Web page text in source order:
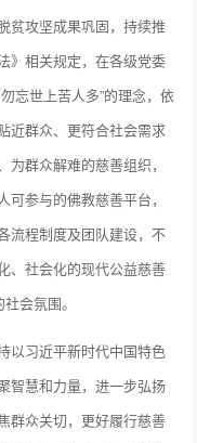
贫攻坚成果巩固，持续推
》相关规定，在各级党委
忘世上苦人多”的理念，依
近群众、更符合社会需求
群众解难的慈善组织，
参与的佛教慈善平台，
流程制度及团队建设，不
、社会化的现代公益慈善
会氛围。
以习近平新时代中国特色
智慧和力量，进一步弘扬
群众关切，更好履行慈善